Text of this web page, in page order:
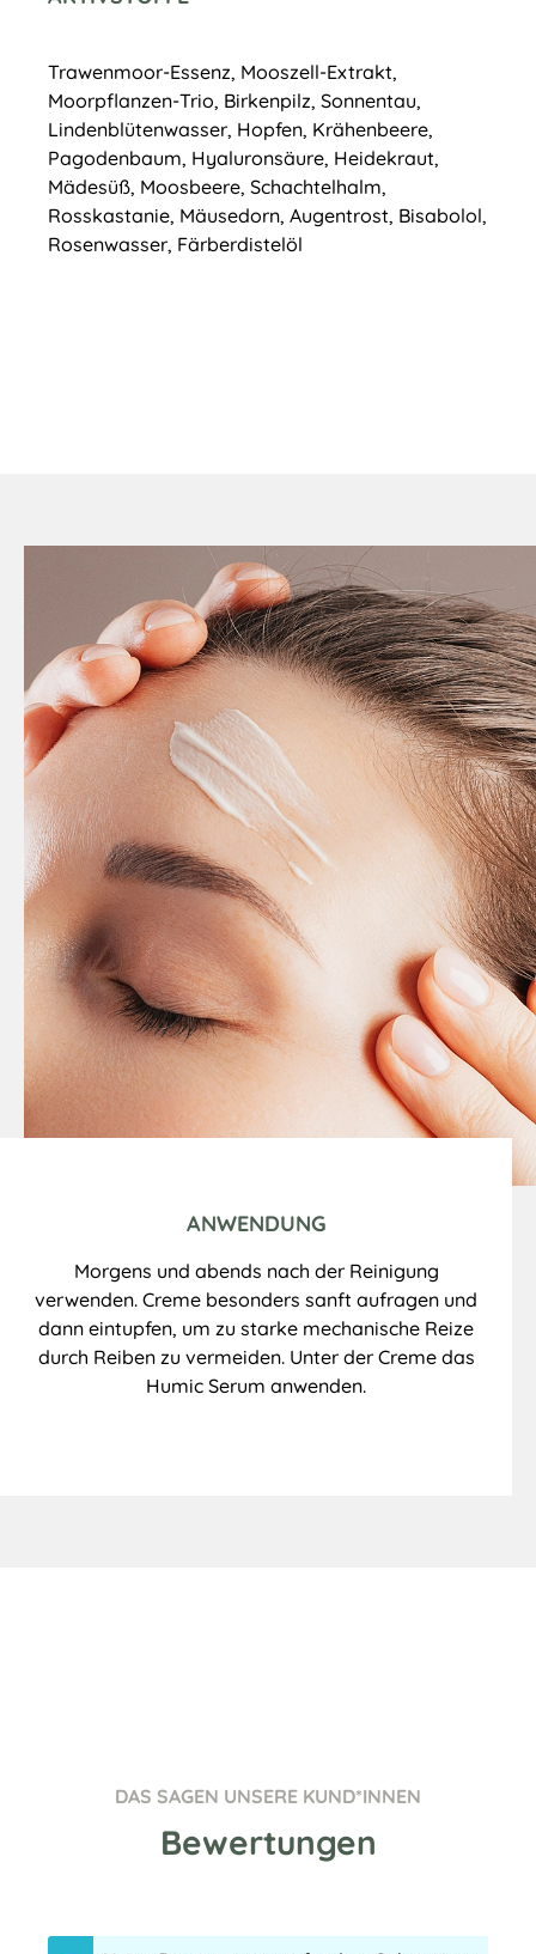
Trawenmoor-Essenz, Mooszell-Extrakt,
Moorpflanzen-Trio, Birkenpilz, Sonnentau,
Lindenblütenwasser, Hopfen, Krähenbeere,
Pagodenbaum, Hyaluronsäure, Heidekraut,
Mädesüß, Moosbeere, Schachtelhalm,
Rosskastanie, Mäusedorn, Augentrost, Bisabolol,
Rosenwasser, Färberdistelöl
ANWENDUNG
Morgens und abends nach der Reinigung
verwenden. Creme besonders sanft aufragen und
dann eintupfen, um zu starke mechanische Reize
durch Reiben zu vermeiden. Unter der Creme das
Humic Serum anwenden.
DAS SAGEN UNSERE KUND*INNEN
Bewertungen